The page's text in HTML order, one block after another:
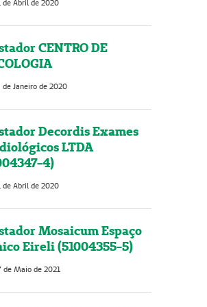
de Abril de 2020
CENTRO DE
de Janeiro de 2020
Decordis Exames
LTDA
4)
de Abril de 2020
Mosaicum Espaço
Eireli (51004355-5)
de Maio de 2021